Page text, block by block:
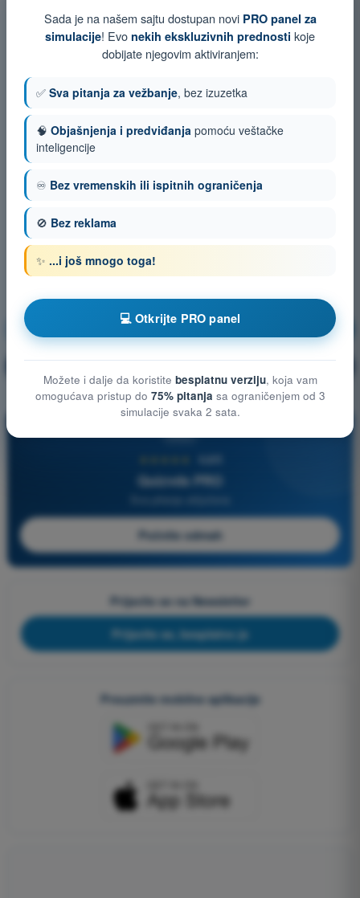
Meteorologija
Objašnjenje pitanja
Quizvds PRO
Počnite odmah
Prijavite se na Newsletter
Prijavite se, besplatno je
Preuzmite mobilne aplikacije
Sada je na našem sajtu dostupan novi PRO panel za
simulacije! Evo nekih ekskluzivnih prednosti koje
dobijate njegovim aktiviranjem:
✅ Sva pitanja za vežbanje, bez izuzetka
🧠 Objašnjenja i predviđanja pomoću veštačke
inteligencije
♾️ Bez vremenskih ili ispitnih ograničenja
🚫 Bez reklama
✨ ...i još mnogo toga!
💻 Otkrijte PRO panel
Možete i dalje da koristite besplatnu verziju, koja vam
omogućava pristup do 75% pitanja sa ograničenjem od 3
simulacije svaka 2 sata.